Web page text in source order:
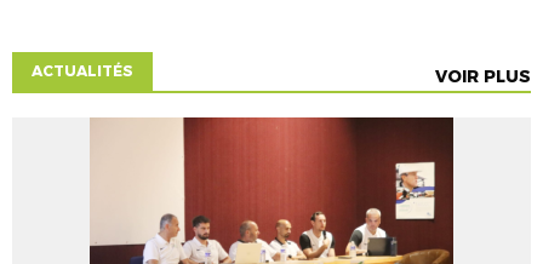
ACTUALITÉS VOIR PLUS